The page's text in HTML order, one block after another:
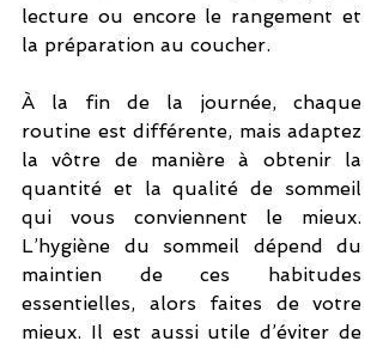
lecture ou encore le rangement et
la préparation au coucher.
À la fin de la journée, chaque
routine est différente, mais adaptez
la vôtre de manière à obtenir la
quantité et la qualité de sommeil
qui vous conviennent le mieux.
L’hygiène du sommeil dépend du
maintien de ces habitudes
essentielles, alors faites de votre
mieux. Il est aussi utile d’éviter de